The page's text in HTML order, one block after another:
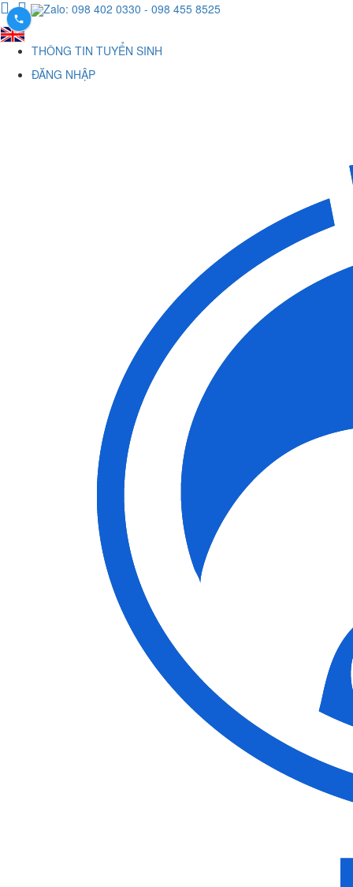
Zalo: 098 402 0330 - 098 455 8525
THÔNG TIN TUYỂN SINH
ĐĂNG NHẬP